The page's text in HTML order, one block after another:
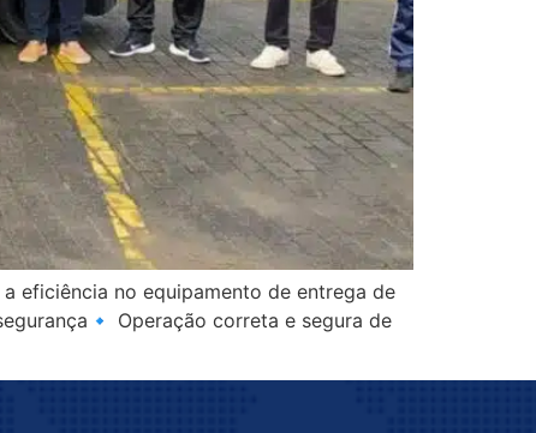
eficiência no equipamento de entrega de
Operação correta e segura de